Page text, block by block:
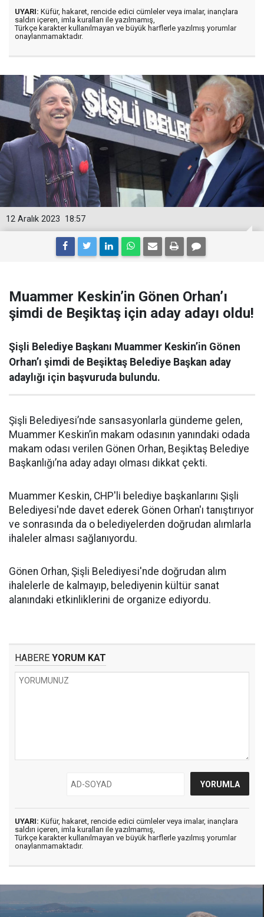
UYARI: Küfür, hakaret, rencide edici cümleler veya imalar, inançlara
saldırı içeren, imla kuralları ile yazılmamış,
Türkçe karakter kullanılmayan ve büyük harflerle yazılmış yorumlar
onaylanmamaktadır.
18:57
12 Aralık 2023
Muammer Keskin’in Gönen Orhan’ı
şimdi de Beşiktaş için aday adayı oldu!
Şişli Belediye Başkanı Muammer Keskin’in Gönen
Orhan’ı şimdi de Beşiktaş Belediye Başkan aday
adaylığı için başvuruda bulundu.
Şişli Belediyesi’nde sansasyonlarla gündeme gelen,
Muammer Keskin’in makam odasının yanındaki odada
makam odası verilen Gönen Orhan, Beşiktaş Belediye
Başkanlığı’na aday adayı olması dikkat çekti.
Muammer Keskin, CHP'li belediye başkanlarını Şişli
Belediyesi'nde davet ederek Gönen Orhan'ı tanıştırıyor
ve sonrasında da o belediyelerden doğrudan alımlarla
ihaleler alması sağlanıyordu.
Gönen Orhan, Şişli Belediyesi'nde doğrudan alım
ihalelerle de kalmayıp, belediyenin kültür sanat
alanındaki etkinliklerini de organize ediyordu.
HABERE YORUM KAT
UYARI: Küfür, hakaret, rencide edici cümleler veya imalar, inançlara
saldırı içeren, imla kuralları ile yazılmamış,
Türkçe karakter kullanılmayan ve büyük harflerle yazılmış yorumlar
onaylanmamaktadır.